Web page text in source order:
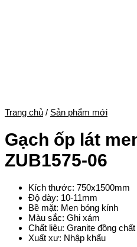
Trang chủ / Sản phẩm mới
Gạch ốp lát
ZUB1575-06
Kích thước: 750x1500mm
Độ dày: 10-11mm
Bề mặt: Men bóng kính
Màu sắc: Ghi xám
Chất liệu: Granite đồng chất
Xuất xư: Nhập khẩu